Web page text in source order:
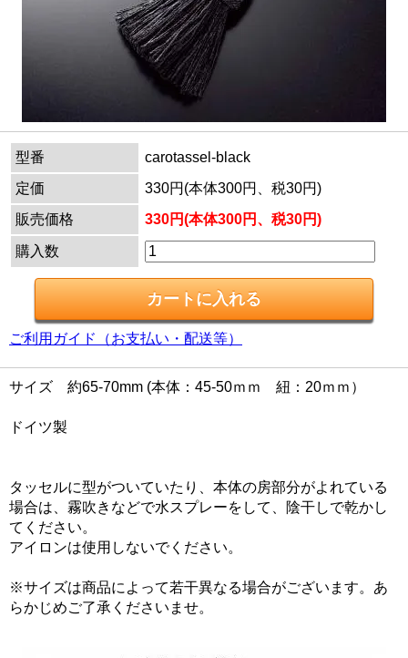
型番
carotassel-black
定価
330円(本体300円、税30円)
販売価格
330円(本体300円、税30円)
購入数
ご利用ガイド（お支払い・配送等）
サイズ 約65-70mm (本体：45-50ｍｍ 紐：20ｍｍ）
ドイツ製
タッセルに型がついていたり、本体の房部分がよれている
場合は、霧吹きなどで水スプレーをして、陰干しで乾かし
てください。
アイロンは使用しないでください。
※サイズは商品によって若干異なる場合がございます。あ
らかじめご了承くださいませ。